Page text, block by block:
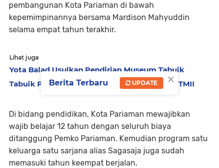
pembangunan Kota Pariaman di bawah
kepemimpinannya bersama Mardison Mahyuddin
selama empat tahun terakhir.
Lihat juga
Yota Balad Usulkan Pendirian Museum Tabuik
Tabuik Pariaman Warnai Perayaan 50 Tahun TMII
Di bidang pendidikan, Kota Pariaman mewajibkan
wajib belajar 12 tahun dengan seluruh biaya
ditanggung Pemko Pariaman. Kemudian program satu
keluarga satu sarjana alias Sagasaja juga sudah
memasuki tahun keempat berjalan.
×
Berita Terbaru UPDATE